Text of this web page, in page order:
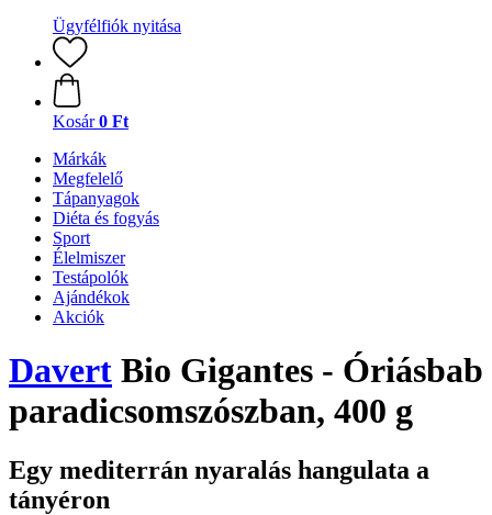
Ügyfélfiók nyitása
Kosár 0 Ft
Márkák
Megfelelő
Tápanyagok
Diéta és fogyás
Sport
Élelmiszer
Testápolók
Ajándékok
Akciók
Davert Bio Gigantes - Óriásbab
paradicsomszószban, 400 g
Egy mediterrán nyaralás hangulata a
tányéron